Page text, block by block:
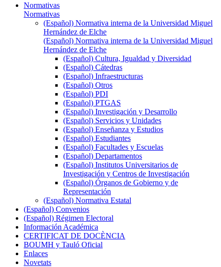
Normativas
Normativas
(Español) Normativa interna de la Universidad Miguel
Hernández de Elche
(Español) Normativa interna de la Universidad Miguel
Hernández de Elche
(Español) Cultura, Igualdad y Diversidad
(Español) Cátedras
(Español) Infraestructuras
(Español) Otros
(Español) PDI
(Español) PTGAS
(Español) Investigación y Desarrollo
(Español) Servicios y Unidades
(Español) Enseñanza y Estudios
(Español) Estudiantes
(Español) Facultades y Escuelas
(Español) Departamentos
(Español) Institutos Universitarios de
Investigación y Centros de Investigación
(Español) Órganos de Gobierno y de
Representación
(Español) Normativa Estatal
(Español) Convenios
(Español) Régimen Electoral
Información Académica
CERTIFICAT DE DOCÈNCIA
BOUMH y Tauló Oficial
Enlaces
Novetats